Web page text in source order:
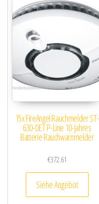
15x FireAngel Rauchmelder ST-
630-DET P-Line 10-Jahres
Batterie Rauchwarnmelder
€372.61
Siehe Angebot